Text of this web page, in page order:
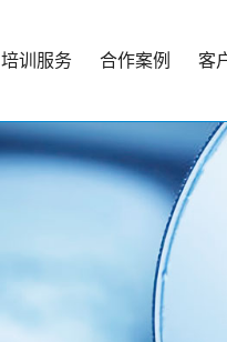
培训服务 合作案例 客